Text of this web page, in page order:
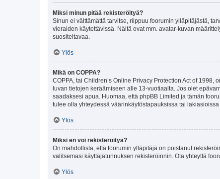
Miksi minun pitää rekisteröityä?
Sinun ei välttämättä tarvitse, riippuu foorumin ylläpitäjästä,
vieraiden käytettävissä. Näitä ovat mm. avatar-kuvan
suositeltavaa.
Ylös
Mikä on COPPA?
COPPA, tai Children’s Online Privacy Protection Act of
luvan tietojen keräämiseen alle 13-vuotiaalta. Jos olet
saadaksesi apua. Huomaa, että phpBB Limited ja tämän
tulee olla yhteydessä väärinkäytöstapauksissa tai lakiasioissa
Ylös
Miksi en voi rekisteröityä?
On mahdollista, että foorumin ylläpitäjä on poistanut
valitsemasi käyttäjätunnuksen rekisteröinnin. Ota yhteyttä
Ylös